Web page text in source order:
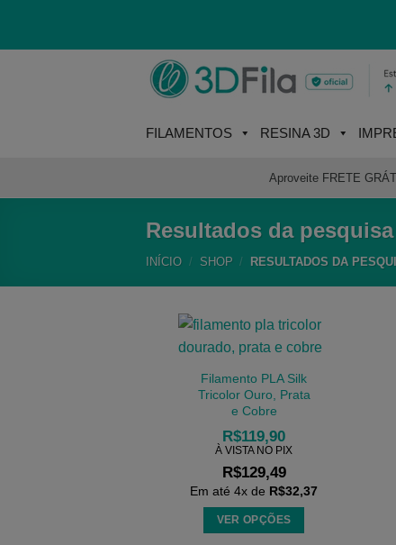
FILAMENTOS RESINA 3D
Aproveite FRETE
Resultados da
INÍCIO / SHOP / RESULTADOS DA
Filamento PLA Silk
Tricolor Ouro, Prata
e Cobre
R$119,90
À VISTA NO PIX
R$129,49
Em até 4x de R$32,37
VER OPÇÕES